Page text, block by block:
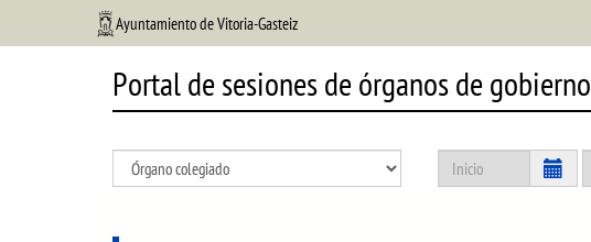
Ayuntamiento de Vitoria-Gasteiz
Portal de sesiones de órganos de gobierno